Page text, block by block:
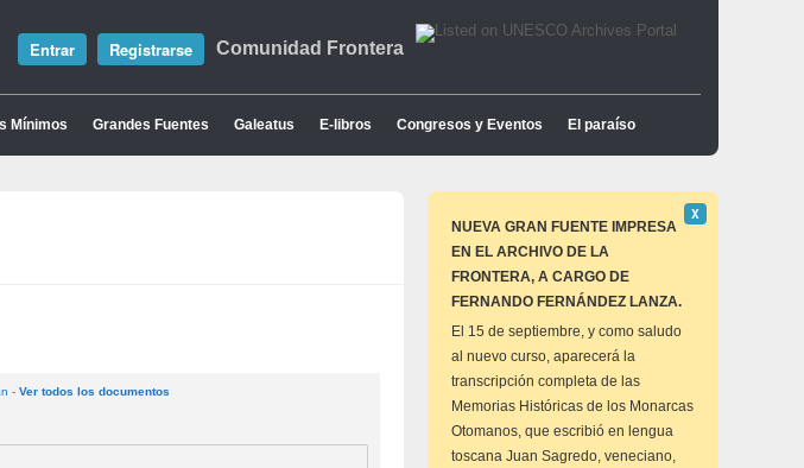
Comunidad Frontera
Entrar Registrarse
Mínimos Grandes Fuentes Galeatus E-libros Congresos y Eventos El paraíso
- Ver todos los documentos
NUEVA GRAN FUENTE IMPRESA
EN EL ARCHIVO DE LA
FRONTERA, A CARGO DE
FERNANDO FERNÁNDEZ LANZA.
Descartar
este
Χ
El 15 de septiembre, y como saludo
al nuevo curso, aparecerá la
transcripción completa de las
Memorias Históricas de los Monarcas
Otomanos, que escribió en lengua
toscana Juan Sagredo, veneciano,